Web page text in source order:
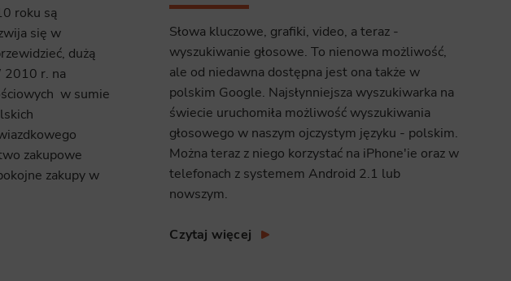
the user based on browsing history and habits and
while browsing other websites, profile the user,
roku są
się w
dużą
2010 r. na
w sumie
zakupowe
zakupy w
Słowa kluczowe, grafiki, video, a teraz -
wyszukiwanie głosowe. To nienowa możliwość,
ale od niedawna dostępna jest ona także w
polskim Google. Najsłynniejsza wyszukiwarka na
świecie uruchomiła możliwość wyszukiwania
głosowego w naszym ojczystym języku - polskim.
Można teraz z niego korzystać na iPhone'ie oraz w
telefonach z systemem Android 2.1 lub
nowszym.
Czytaj więcej